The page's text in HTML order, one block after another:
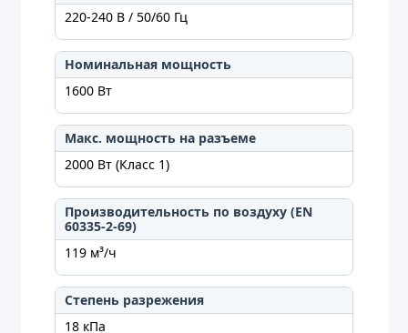
220-240 В / 50/60 Гц
Номинальная мощность
1600 Вт
Макс. мощность на разъеме
2000 Вт (Класс 1)
Производительность по воздуху (EN
60335-2-69)
119 м³/ч
Степень разрежения
18 кПа